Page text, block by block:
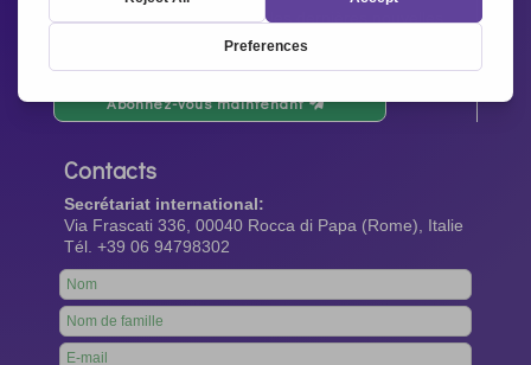
Restez au courant de toutes les dernières nouvelles
Abonnez-vous maintenant
Contacts
Secrétariat international:
Via Frascati 336, 00040 Rocca di Papa (Rome), Italie
Tél. +39 06 94798302
Leave
this
field
blank